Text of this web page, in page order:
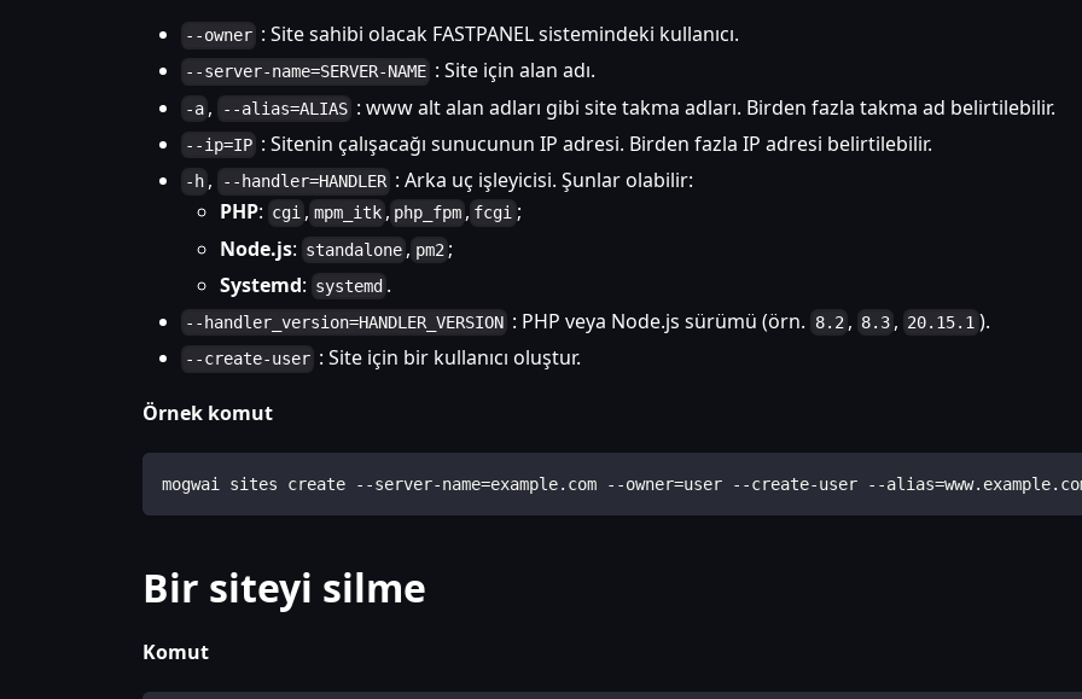
--owner : Site sahibi olacak FASTPANEL sistemindeki kullanıcı.
--server-name=SERVER-NAME : Site için alan adı.
-a , --alias=ALIAS : www alt alan adları gibi site takma adları. Birden fazla takma ad belirtilebilir.
--ip=IP : Sitenin çalışacağı sunucunun IP adresi. Birden fazla IP adresi belirtilebilir.
-h , --handler=HANDLER : Arka uç işleyicisi. Şunlar olabilir:
PHP: cgi , mpm_itk , php_fpm , fcgi ;
Node.js: standalone , pm2 ;
Systemd: systemd .
--handler_version=HANDLER_VERSION : PHP veya Node.js sürümü (örn. 8.2 , 8.3 , 20.15.1 ).
--create-user : Site için bir kullanıcı oluştur.
Örnek komut
mogwai sites create --server-name=example.com --owner=user --create-user --
Bir siteyi silme
Komut